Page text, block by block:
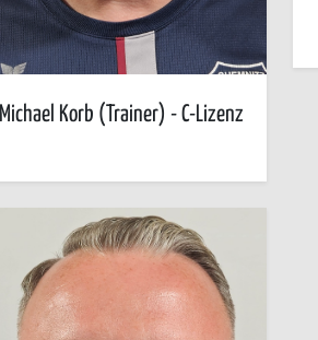
Michael Korb (Trainer) - C-Lizenz